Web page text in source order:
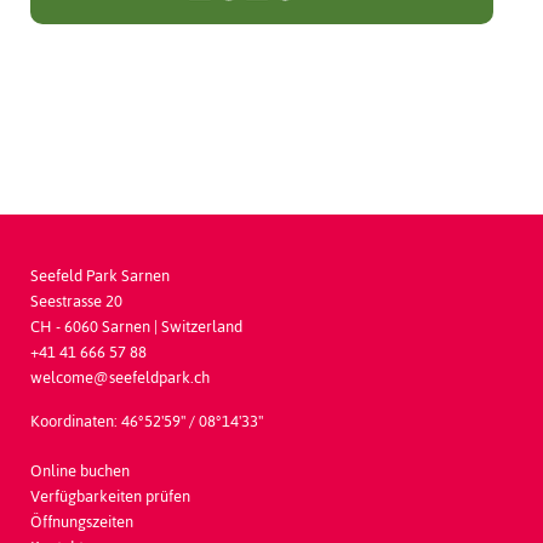
Seefeld Park Sarnen
Seestrasse 20
CH - 6060Sarnen | Switzerland
+41 41 666 57 88
welcome@seefeldpark.ch
Koordinaten: 46°52'59'' / 08°14'33''
Online buchen
Verfügbarkeiten prüfen
Öffnungszeiten